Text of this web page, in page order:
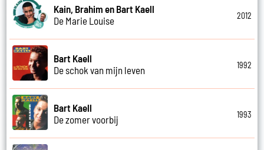
Kain, Brahim en Bart Kaell
De Marie Louise
2012
Bart Kaell
De schok van mijn leven
1992
Bart Kaell
De zomer voorbij
1993